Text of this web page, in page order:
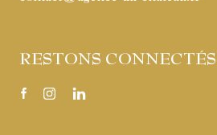
RESTONS CONNECTÉS